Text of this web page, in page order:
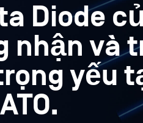
Diode
nhận và
yếu